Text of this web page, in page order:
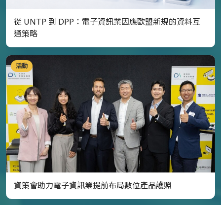
從 UNTP 到 DPP：電子資訊業因應歐盟新規的資料互
通策略
活動
資策會助力電子資訊業提前布局數位產品護照